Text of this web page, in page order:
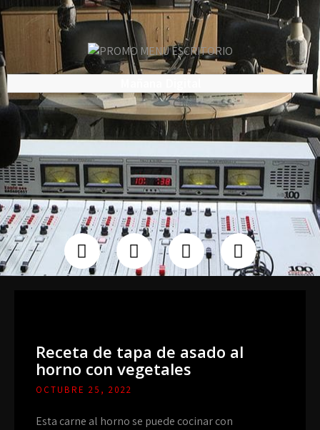
Receta de tapa de asado al
horno con vegetales
OCTUBRE 25, 2022
Esta carne al horno se puede cocinar con